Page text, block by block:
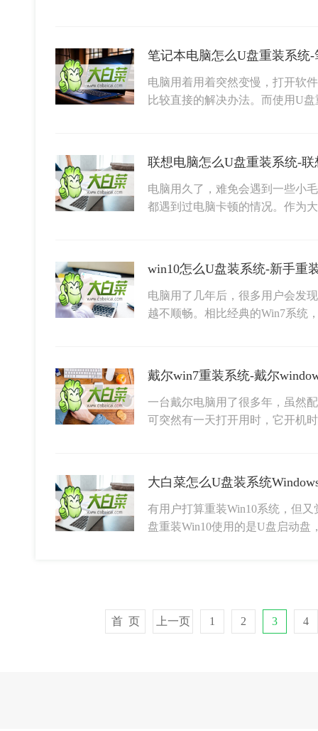
电脑用着用着突然变慢，打开软
比较直接的解决办法。而使用U
联想电脑怎么U盘重装系统-
电脑用久了，难免会遇到一些小
都遇到过电脑卡顿的情况。作为
win10怎么U盘装系统-新手重
电脑用了几年后，很多用户会发
越不顺畅。相比经典的Win7系统
戴尔win7重装系统-戴尔
一台戴尔电脑用了很多年，虽然
可突然有一天打开用时，它开机
有用户打算重装Win10系统，但
盘重装Win10使用的是U盘启动
首 页 上一页 1 2 3 4